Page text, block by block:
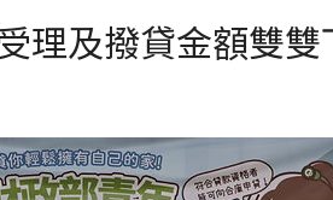
理及撥貸金額雙